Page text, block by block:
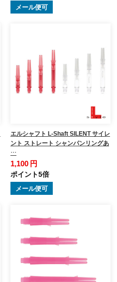
メール便可
エルシャフト L-Shaft SILENT サイレ
ント ストレート シャンパンリングあ
…
1,100 円
ポイント5倍
メール便可